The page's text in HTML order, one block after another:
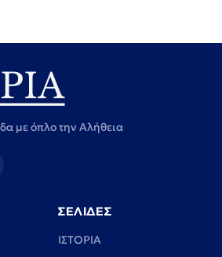
με όπλο την Αλήθεια
ΣΕΛΙΔΕΣ
ΙΣΤΟΡΙΑ